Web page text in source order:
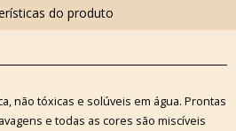
não tóxicas e solúveis em água. Prontas
e todas as cores são miscíveis